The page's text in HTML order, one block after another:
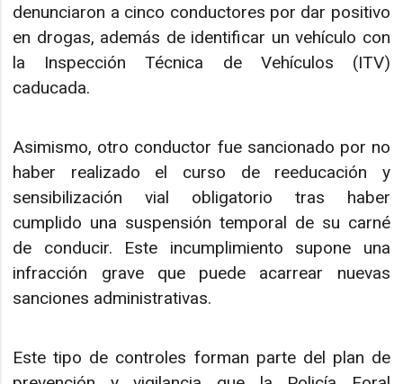
denunciaron a cinco conductores por dar positivo
en drogas, además de identificar un vehículo con
la Inspección Técnica de Vehículos (ITV)
caducada.
Asimismo, otro conductor fue sancionado por no
haber realizado el curso de reeducación y
sensibilización vial obligatorio tras haber
cumplido una suspensión temporal de su carné
de conducir. Este incumplimiento supone una
infracción grave que puede acarrear nuevas
sanciones administrativas.
Este tipo de controles forman parte del plan de